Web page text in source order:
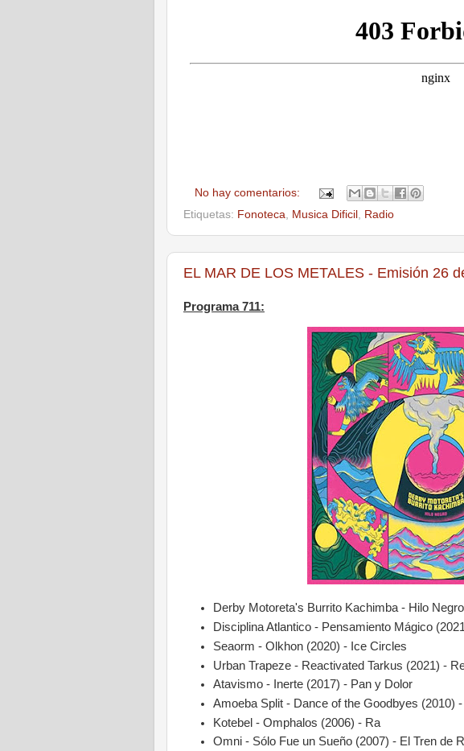
No hay comentarios:
Etiquetas: Fonoteca, Musica Dificil , Radio
EL MAR DE LOS METALES - Emisión 26
Programa 711:
Derby Motoreta's Burrito Kachimba - Hilo
Disciplina Atlantico - Pensamiento Mágico
Seaorm - Olkhon (2020) - Ice Circles
Urban Trapeze - Reactivated Tarkus (2021) -
Atavismo - Inerte (2017) - Pan y Dolor
Amoeba Split - Dance of the Goodbyes (2010)
Kotebel - Omphalos (2006) - Ra
Omni - Sólo Fue un Sueño (2007) - El Tren de